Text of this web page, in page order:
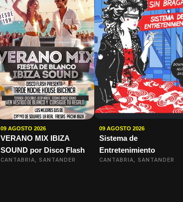
09 AGOSTO 2026
VERANO MIX IBIZA
SOUND por Disco Flash
CANTABRIA, SANTANDER
09 AGOSTO 2026
Sistema de
Entretenimiento
CANTABRIA, SANTANDER